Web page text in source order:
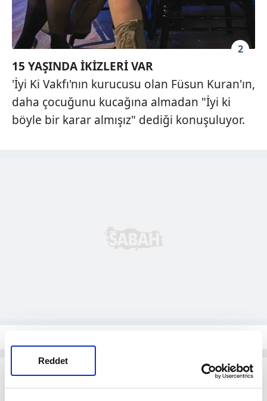
Reddet
2
15 YAŞINDA İKİZLERİ VAR
'İyi Ki Vakfı'nın kurucusu olan Füsun Kuran'ın,
daha çocuğunu kucağına almadan "İyi ki
böyle bir karar almışız" dediği konuşuluyor.